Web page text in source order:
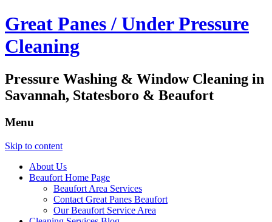
Great Panes / Under Pressure
Cleaning
Pressure Washing & Window Cleaning in
Savannah, Statesboro & Beaufort
Menu
Skip to content
About Us
Beaufort Home Page
Beaufort Area Services
Contact Great Panes Beaufort
Our Beaufort Service Area